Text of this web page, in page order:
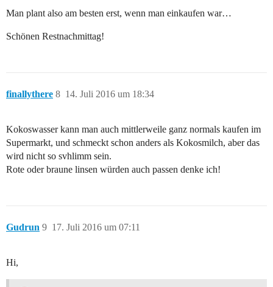
Man plant also am besten erst, wenn man einkaufen war…
Schönen Restnachmittag!
finallythere 14. Juli 2016 um 18:34
8
Kokoswasser kann man auch mittlerweile ganz normals kaufen im
Supermarkt, und schmeckt schon anders als Kokosmilch, aber das
wird nicht so svhlimm sein.
Rote oder braune linsen würden auch passen denke ich!
Gudrun 17. Juli 2016 um 07:11
9
Hi,